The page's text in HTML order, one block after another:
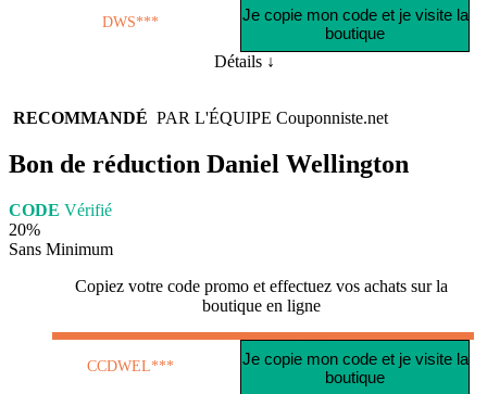
DWS***
Je copie mon code et je visite la
boutique
Détails ↓
RECOMMANDÉ PAR L'ÉQUIPE Couponniste.net
Bon de réduction Daniel Wellington
CODE Vérifié
20%
Sans Minimum
Copiez votre code promo et effectuez vos achats sur la
boutique en ligne
CCDWEL***
Je copie mon code et je visite la
boutique